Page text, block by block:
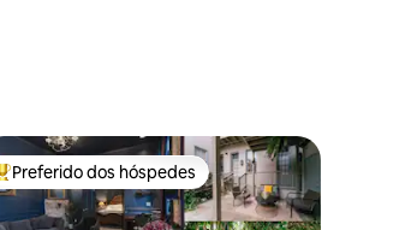
os melhores preferidos dos hóspedes
Preferido dos hóspedes